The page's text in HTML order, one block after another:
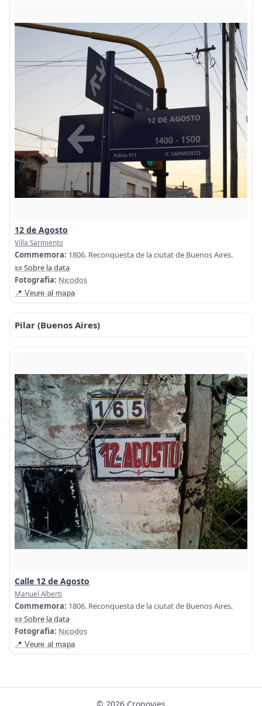
12 de Agosto
Villa Sarmiento
Commemora: 1806. Reconquesta de la ciutat de Buenos Aires.
📜 Sobre la data
Fotografia: Nicodos
📍 Veure al mapa
Pilar (Buenos Aires)
Calle 12 de Agosto
Manuel Alberti
Commemora: 1806. Reconquesta de la ciutat de Buenos Aires.
📜 Sobre la data
Fotografia: Nicodos
📍 Veure al mapa